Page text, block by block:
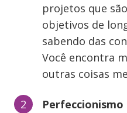
projetos que
objetivos de
sabendo das
Você encontra
outras coisas